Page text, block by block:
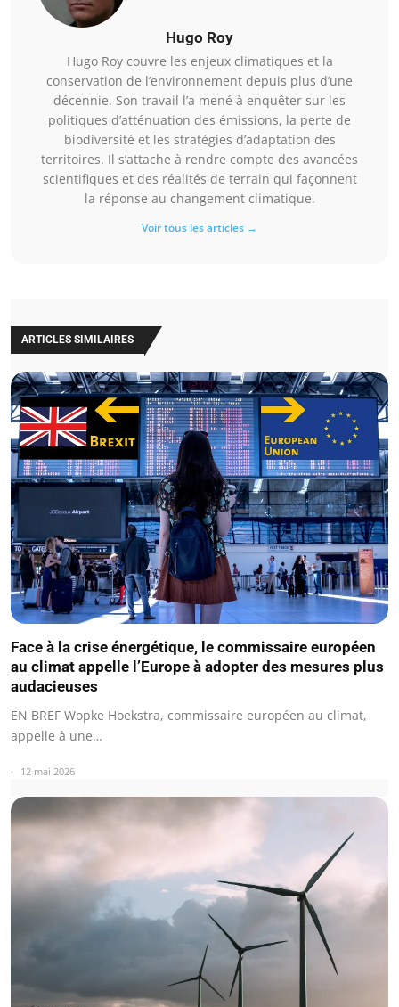
Hugo Roy
Hugo Roy couvre les enjeux climatiques et la
conservation de l’environnement depuis plus d’une
décennie. Son travail l’a mené à enquêter sur les
politiques d’atténuation des émissions, la perte de
biodiversité et les stratégies d’adaptation des
territoires. Il s’attache à rendre compte des avancées
scientifiques et des réalités de terrain qui façonnent
la réponse au changement climatique.
Voir tous les articles →
ARTICLES SIMILAIRES
Face à la crise énergétique, le commissaire européen
au climat appelle l’Europe à adopter des mesures plus
audacieuses
EN BREF Wopke Hoekstra, commissaire européen au climat,
appelle à une…
12 mai 2026